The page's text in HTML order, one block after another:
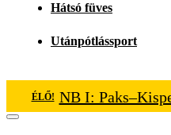
Hátsó füves
Utánpótlássport
ÉLŐ! NB I: